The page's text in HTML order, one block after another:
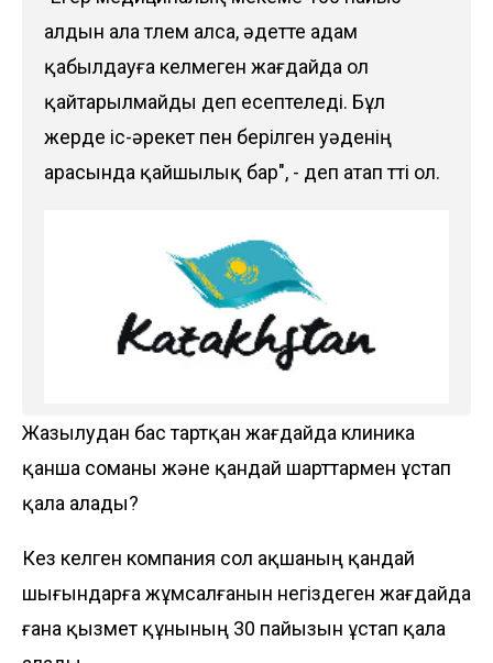
алдын ала төлем алса, әдетте адам
қабылдауға келмеген жағдайда ол
қайтарылмайды деп есептеледі. Бұл
жерде іс-әрекет пен берілген уәденің
арасында қайшылық бар", - деп атап өтті ол.
Жазылудан бас тартқан жағдайда клиника
қанша соманы және қандай шарттармен ұстап
қала алады?
Кез келген компания сол ақшаның қандай
шығындарға жұмсалғанын негіздеген жағдайда
ғана қызмет құнының 30 пайызын ұстап қала